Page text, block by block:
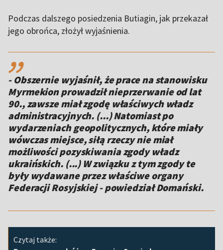
Podczas dalszego posiedzenia Butiagin, jak przekazał
jego obrońca, złożył wyjaśnienia.
,,
- Obszernie wyjaśnił, że prace na stanowisku
Myrmekion prowadził nieprzerwanie od lat
90., zawsze miał zgodę właściwych władz
administracyjnych. (...) Natomiast po
wydarzeniach geopolitycznych, które miały
wówczas miejsce, siłą rzeczy nie miał
możliwości pozyskiwania zgody władz
ukraińskich. (...) W związku z tym zgody te
były wydawane przez właściwe organy
Federacji Rosyjskiej - powiedział Domański.
Czytaj także: